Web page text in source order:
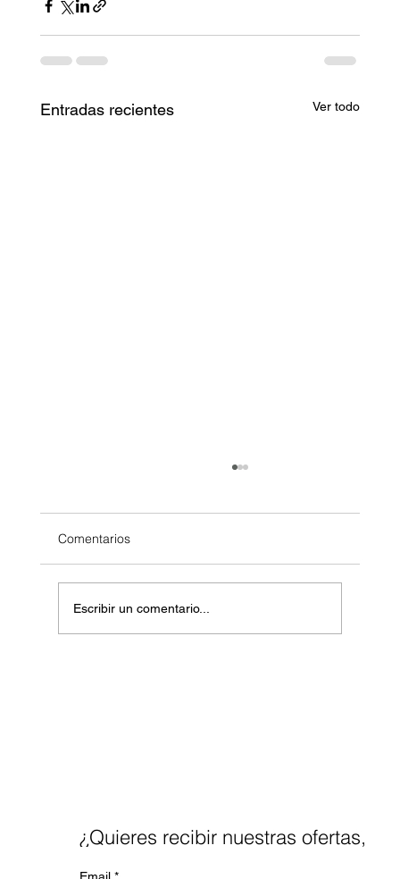
Entradas recientes Ver todo
Comentarios
Escribir un comentario...
¿Quieres recibir nuestras ofertas,
Email *